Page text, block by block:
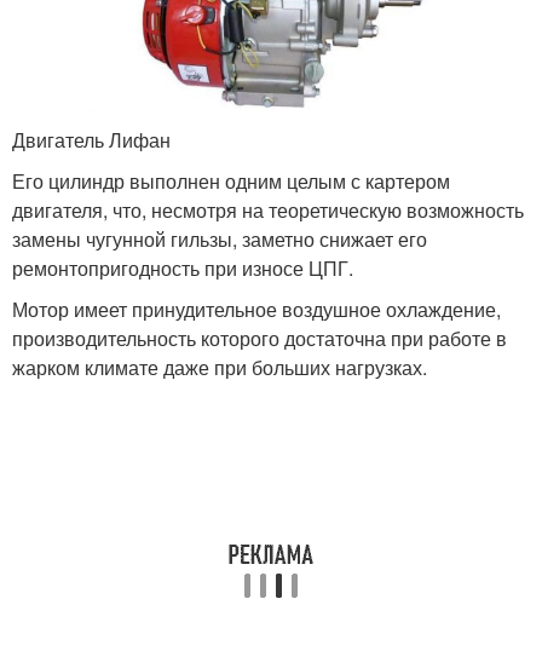
Двигатель Лифан
Его цилиндр выполнен одним целым с картером
двигателя, что, несмотря на теоретическую возможность
замены чугунной гильзы, заметно снижает его
ремонтопригодность при износе ЦПГ.
Мотор имеет принудительное воздушное охлаждение,
производительность которого достаточна при работе в
жарком климате даже при больших нагрузках.